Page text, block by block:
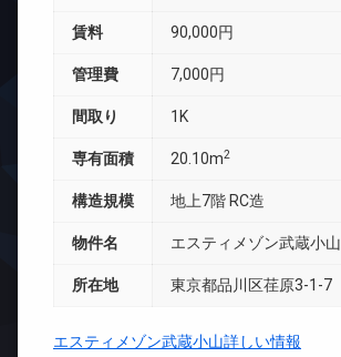
賃料 90,000円
管理費 7,000円
間取り 1K
専有面積 20.10m2
構造規模 地上7階 RC造
物件名 エスティメゾン武蔵小山
所在地 東京都品川区荏原3-1-7
エスティメゾン武蔵小山詳しい情報